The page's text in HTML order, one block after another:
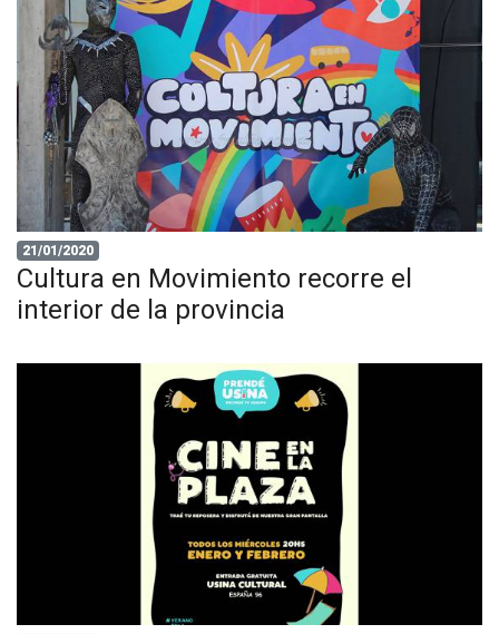
21/01/2020
Cultura en Movimiento recorre el
interior de la provincia